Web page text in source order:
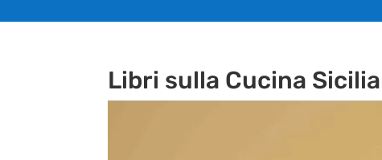
Libri sulla Cucina